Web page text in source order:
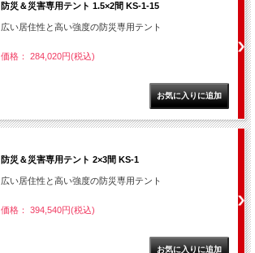
防災＆災害専用テント 1.5×2間 KS-1-15
広い居住性と高い強度の防災専用テント
価格： 284,020円(税込)
防災＆災害専用テント 2×3間 KS-1
広い居住性と高い強度の防災専用テント
価格： 394,540円(税込)